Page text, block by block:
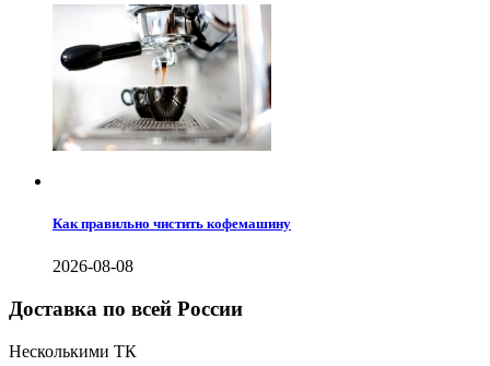
Как правильно чистить кофемашину
2026-08-08
Доставка по всей России
Несколькими ТК